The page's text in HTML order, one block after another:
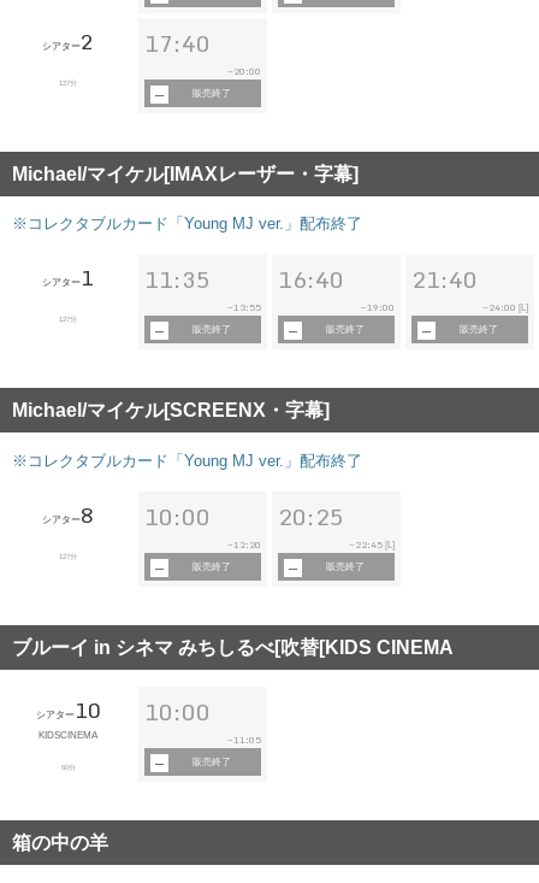
シアター2
127分
17:40
~ 20:00
販売終了
Michael/マイケル[IMAXレーザー・字幕]
※コレクタブルカード「Young MJ ver.」配布終了
シアター 1
127分
11:35
~13:55
販売終了
16:40
~19:00
販売終了
21:40
~ 24:00 [L]
販売終了
Michael/マイケル[SCREENX・字幕]
※コレクタブルカード「Young MJ ver.」配布終了
シアター8
127分
10:00
~12:20
販売終了
20:25
~ 22:45 [L]
販売終了
ブルーイ in シネマ みちしるべ[吹替[KIDS CINEMA
シアター10
KIDSCINEMA
60分
10:00
~11:05
販売終了
箱の中の羊